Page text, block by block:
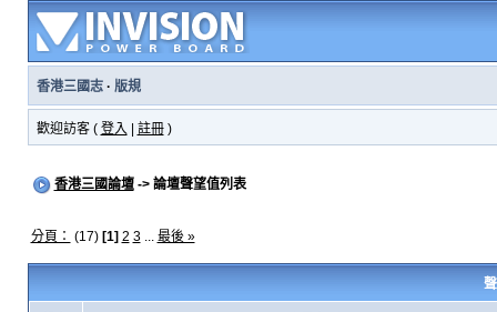
香港三國志· 版規
歡迎訪客 ( 登入 註冊)
香港三國論壇-> 論壇聲望值列表
分頁： (17) [1] 2 3... 最後 »